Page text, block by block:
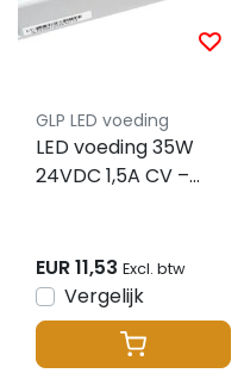
GLP LED voeding
LED voeding 35W
24VDC 1,5A CV –
EUR 11,53 Excl. btw
Vergelijk